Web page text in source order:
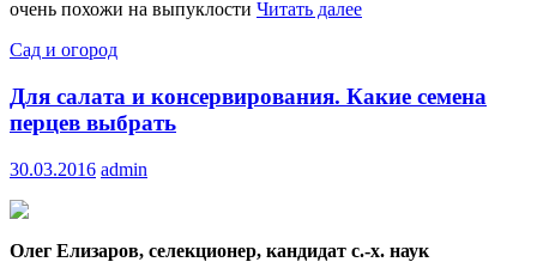
очень похожи на выпуклости Читать далее
Сад и огород
Для салата и консервирования. Какие семена
перцев выбрать
30.03.2016 admin
Олег Елизаров, селекционер, кандидат с.-х. наук